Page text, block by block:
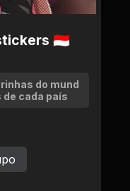
🇮🇩
do mund
cada país